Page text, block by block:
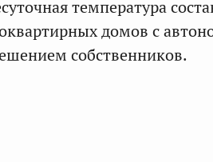
температура
домов с
собственников.